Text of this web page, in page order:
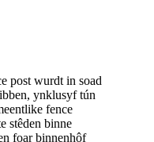
post wurdt in soad
ynklusyf tún
fence
stêden binne
foar binnenhôf